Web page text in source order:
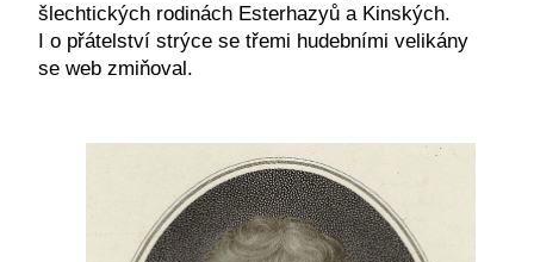
šlechtických rodinách Esterhazyů a Kinských.
I o přátelství strýce se třemi hudebními velikány
se web zmiňoval.